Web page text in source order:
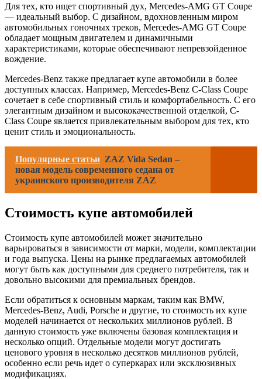
Для тех, кто ищет спортивный дух, Mercedes-AMG GT Coupe
— идеальный выбор. С дизайном, вдохновленным миром
автомобильных гоночных треков, Mercedes-AMG GT Coupe
обладает мощным двигателем и динамичными
характеристиками, которые обеспечивают непревзойденное
вождение.
Mercedes-Benz также предлагает купе автомобили в более
доступных классах. Например, Mercedes-Benz C-Class Coupe
сочетает в себе спортивный стиль и комфортабельность. С его
элегантным дизайном и высококачественной отделкой, C-
Class Coupe является привлекательным выбором для тех, кто
ценит стиль и эмоциональность.
Популярные статьи ZAZ Vida Sedan –
новая модель современного седана от
украинского производителя ZAZ
Стоимость купе автомобилей
Стоимость купе автомобилей может значительно
варьироваться в зависимости от марки, модели, комплектации
и года выпуска. Цены на рынке предлагаемых автомобилей
могут быть как доступными для среднего потребителя, так и
довольно высокими для премиальных брендов.
Если обратиться к основным маркам, таким как BMW,
Mercedes-Benz, Audi, Porsche и другие, то стоимость их купе
моделей начинается от нескольких миллионов рублей. В
данную стоимость уже включены базовая комплектация и
несколько опций. Отдельные модели могут достигать
ценового уровня в несколько десятков миллионов рублей,
особенно если речь идет о суперкарах или эксклюзивных
модификациях.